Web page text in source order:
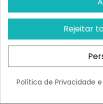
WILD BALANCE
Wild Balance POLEN
ORGÁNICO Suplemento
Para Perros Y...
20,12 €
Rejeitar
Política de Privacidade